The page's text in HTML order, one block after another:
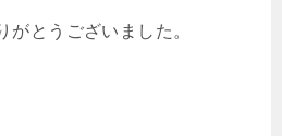
がとうございました。